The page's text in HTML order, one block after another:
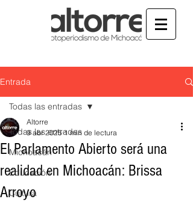
Entrada
Todas las entradas
Michoacán
Educación
Cultura
Todas las entradas
El Parlamento Abierto será una
realidad en Michoacán: Brissa
Arroyo
Altorre
9 abr 2025 1 min de lectura